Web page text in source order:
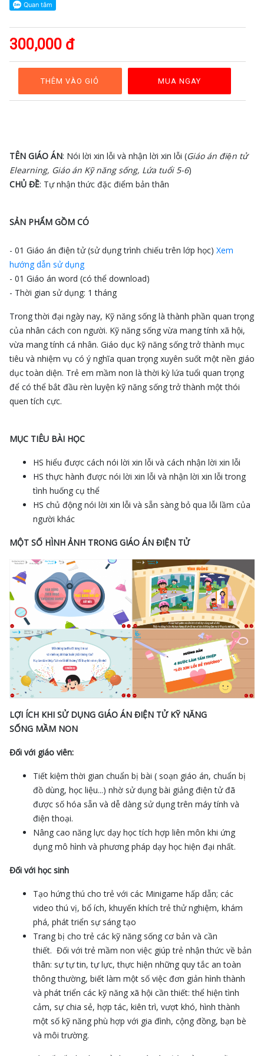
Kỹ
năng
sống
Mầm
non
Cộng
300,000 đ
THÊM VÀO GIỎ MUA NGAY
TÊN GIÁO ÁN: Nói lời xin lỗi và nhận lời xin lỗi (Giáo án điện tử
Elearning, Giáo án Kỹ năng sống, Lứa tuổi 5-6)
CHỦ ĐỀ: Tự nhận thức đặc điểm bản thân
SẢN PHẨM GỒM CÓ
- 01 Giáo án điện tử (sử dụng trình chiếu trên lớp học) Xem
hướng dẫn sử dụng
- 01 Giáo án word (có thể download)
- Thời gian sử dụng: 1 tháng
Trong thời đại ngày nay, Kỹ năng sống là thành phần quan trọng
của nhân cách con người. Kỹ năng sống vừa mang tính xã hội,
vừa mang tính cá nhân. Giáo dục kỹ năng sống trở thành mục
tiêu và nhiệm vụ có ý nghĩa quan trọng xuyên suốt một nền giáo
dục toàn diện. Trẻ em mầm non là thời kỳ lứa tuổi quan trọng
để có thể bắt đầu rèn luyện kỹ năng sống trở thành một thói
quen tích cực.
MỤC TIÊU BÀI HỌC
HS hiểu được cách nói lời xin lỗi và cách nhận lời xin lỗi
HS thực hành được nói lời xin lỗi và nhận lời xin lỗi trong
tình huống cụ thể
HS chủ động nói lời xin lỗi và sẵn sàng bỏ qua lỗi lầm của
người khác
MỘT SỐ HÌNH ẢNH TRONG GIÁO ÁN ĐIỆN TỬ
LỢI ÍCH KHI SỬ DỤNG GIÁO ÁN ĐIỆN TỬ KỸ NĂNG
SỐNG MẦM NON
Đối với giáo viên:
Tiết kiệm thời gian chuẩn bị bài ( soạn giáo án, chuẩn bị
đồ dùng, học liệu...) nhờ sử dụng bài giảng điện tử đã
được số hóa sẵn và dễ dàng sử dụng trên máy tính và
điện thoại.
Nâng cao năng lực dạy học tích hợp liên môn khi ứng
dụng mô hình và phương pháp dạy học hiện đại nhất.
Đối với học sinh
Tạo hứng thú cho trẻ với các Minigame hấp dẫn; các
video thú vị, bổ ích, khuyến khích trẻ thử nghiệm, khám
phá, phát triển sự sáng tạo
Trang bị cho trẻ các kỹ năng sống cơ bản và cần
thiết. Đối với trẻ mầm non việc giúp trẻ nhận thức về bản
thân: sự tự tin, tự lực, thực hiện những quy tắc an toàn
thông thường, biết làm một số việc đơn giản hình thành
và phát triển các kỹ năng xã hội cần thiết: thể hiện tình
cảm, sự chia sẻ, hợp tác, kiên trì, vượt khó, hình thành
một số kỹ năng phù hợp với gia đình, cộng đồng, bạn bè
và môi trường.